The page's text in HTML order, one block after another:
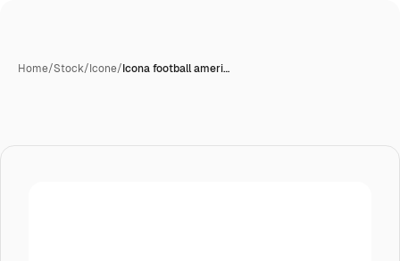
Home/Stock/Icone/Icona football ameri…